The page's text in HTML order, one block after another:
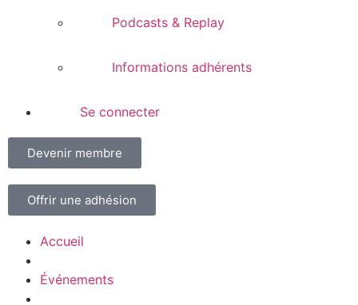
Podcasts & Replay
Informations adhérents
Se connecter
Devenir membre
Offrir une adhésion
Accueil
Événements